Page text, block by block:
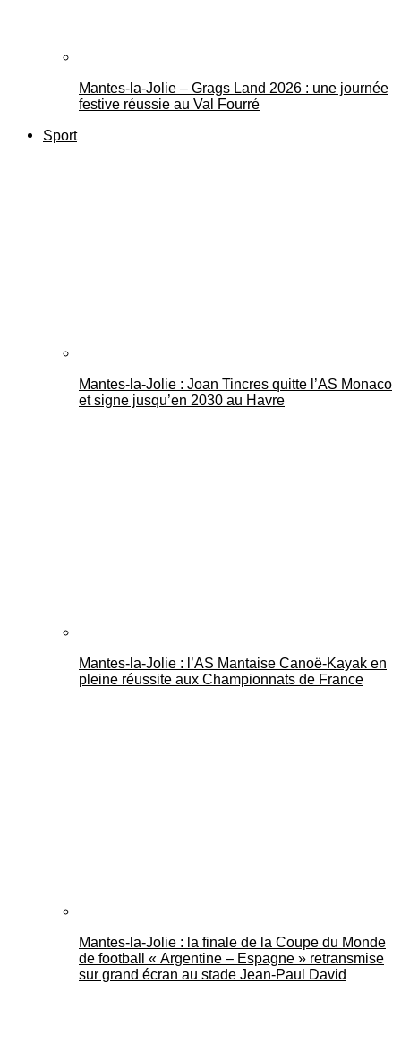
Mantes-la-Jolie – Grags Land 2026 : une journée
festive réussie au Val Fourré
Sport
Mantes-la-Jolie : Joan Tincres quitte l’AS Monaco
et signe jusqu’en 2030 au Havre
Mantes-la-Jolie : l’AS Mantaise Canoë‑Kayak en
pleine réussite aux Championnats de France
Mantes-la-Jolie : la finale de la Coupe du Monde
de football « Argentine – Espagne » retransmise
sur grand écran au stade Jean-Paul David